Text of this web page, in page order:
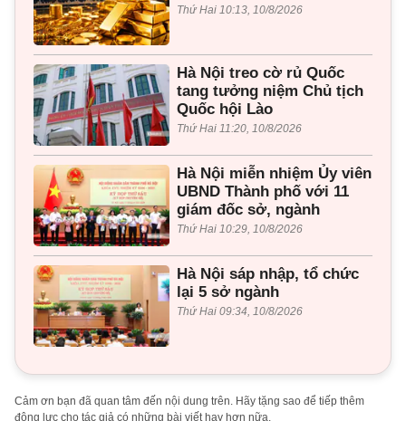
Thứ Hai 10:13, 10/8/2026
Hà Nội treo cờ rủ Quốc
tang tưởng niệm Chủ tịch
Quốc hội Lào
Thứ Hai 11:20, 10/8/2026
Hà Nội miễn nhiệm Ủy viên
UBND Thành phố với 11
giám đốc sở, ngành
Thứ Hai 10:29, 10/8/2026
Hà Nội sáp nhập, tổ chức
lại 5 sở ngành
Thứ Hai 09:34, 10/8/2026
Cảm ơn bạn đã quan tâm đến nội dung trên. Hãy tặng sao để tiếp thêm
động lực cho tác giả có những bài viết hay hơn nữa.